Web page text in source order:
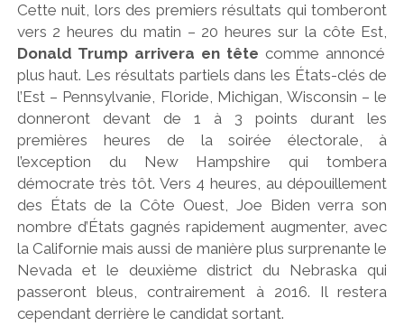
Cette nuit, lors des premiers résultats qui tomberont
vers 2 heures du matin – 20 heures sur la côte Est,
Donald Trump arrivera en tête comme annoncé
plus haut. Les résultats partiels dans les États-clés de
l’Est – Pennsylvanie, Floride, Michigan, Wisconsin – le
donneront devant de 1 à 3 points durant les
premières heures de la soirée électorale, à
l’exception du New Hampshire qui tombera
démocrate très tôt. Vers 4 heures, au dépouillement
des États de la Côte Ouest, Joe Biden verra son
nombre d’États gagnés rapidement augmenter, avec
la Californie mais aussi de manière plus surprenante le
Nevada et le deuxième district du Nebraska qui
passeront bleus, contrairement à 2016. Il restera
cependant derrière le candidat sortant.